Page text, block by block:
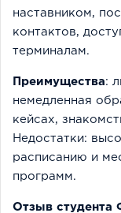
наставником,
контактов,
терминалам.
Преимущества:
немедленная
кейсах,
Недостатки:
расписанию и
программ.
Отзыв студента